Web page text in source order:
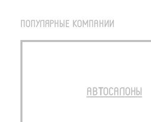
ПОПУЛЯРНЫЕ КОМПАНИИ
АВТОСАЛОНЫ